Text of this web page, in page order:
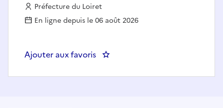
Employeur :
Préfecture du Loiret
En ligne depuis le 06 août 2026
Ajouter aux favoris : Agent(e) en charge de la